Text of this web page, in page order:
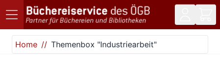
Direkt zum Inhalt
Home
Themenbox "Industriearbeit"